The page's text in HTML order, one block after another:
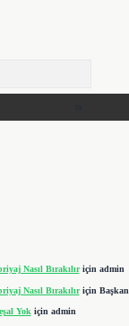
Nasıl Bırakılıriçin admin
Nasıl Bırakılıriçin Başkan
Yokiçin admin